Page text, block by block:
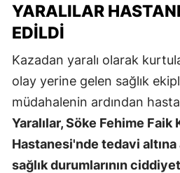
YARALILAR
EDILDI
Kazadan yaralı olarak
olay yerine gelen sağlık
müdahalenin ardından
Yaralılar, Söke Fehime
Hastanesi'nde tedavi altına
sağlık durumlarının